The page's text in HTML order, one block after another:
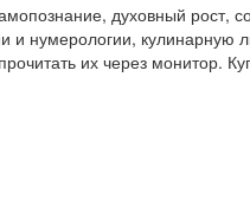
духовный
и нумерологии,
их через монитор.